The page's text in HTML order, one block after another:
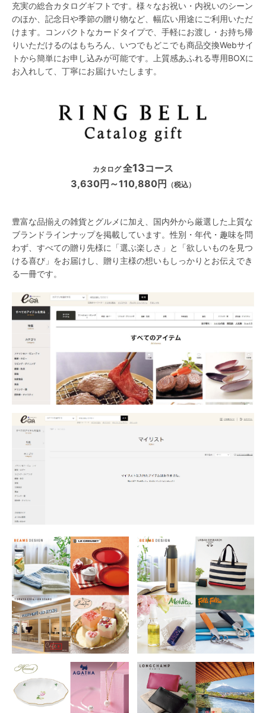
充実の総合カタログギフトです。様々なお祝い・内祝いのシーン
のほか、記念日や季節の贈り物など、幅広い用途にご利用いただ
けます。コンパクトなカードタイプで、手軽にお渡し・お持ち帰
りいただけるのはもちろん、いつでもどこでも商品交換Webサイ
トから簡単にお申し込みが可能です。上質感あふれる専用BOXに
お入れして、丁寧にお届けいたします。
カタログ全13コース
3,630円～110,880円
（税込）
豊富な品揃えの雑貨とグルメに加え、国内外から厳選した上質な
ブランドラインナップを掲載しています。性別・年代・趣味を問
わず、すべての贈り先様に「選ぶ楽しさ」と「欲しいものを見つ
ける喜び」をお届けし、贈り主様の想いもしっかりとお伝えでき
る一冊です。